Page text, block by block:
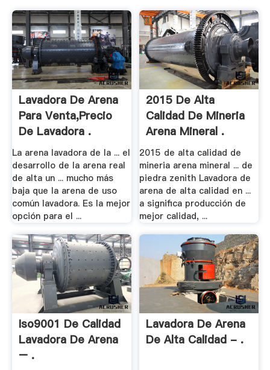
Lavadora De Arena
Para Venta,Precio
De Lavadora .
La arena lavadora de la ... el
desarrollo de la arena real
de alta un ... mucho más
baja que la arena de uso
común lavadora. Es la mejor
opción para el ...
2015 De Alta
Calidad De Mineria
Arena Mineral .
2015 de alta calidad de
mineria arena mineral ... de
piedra zenith Lavadora de
arena de alta calidad en ...
a significa producción de
mejor calidad, ...
Iso9001 De Calidad
Lavadora De Arena
– .
Lavadora De Arena
De Alta Calidad - .